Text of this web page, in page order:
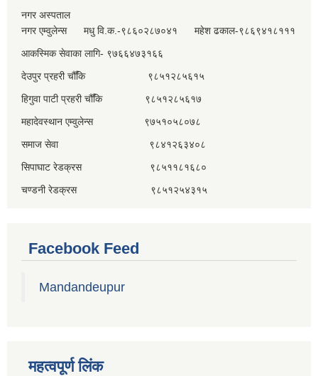
नगर अस्पताल
नगर एम्वुलेन्स मधु वि.क.-९८६०२८७०४१ महेश ढकाल-९८६९४१८१११
आकस्मिक सेवाका लागि- ९७६६४७३१६६
देउपुर प्रहरी चौँकि ९८५१२८५६१५
हिगुवा पाटी प्रहरी चौँकि ९८५१२८५६१७
महादेवस्थान एम्वुलेन्स ९७५१०५८०७८
समाज सेवा ९८४१२६३४०८
सिपाघाट रेडक्रस ९८५११८१६८०
चण्डनी रेडक्रस ९८५१२५४३१५
Facebook Feed
Mandandeupur
महत्वपूर्ण लिंक